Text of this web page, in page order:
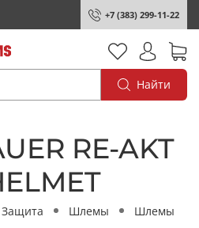
+7 (383) 299-11-22
Найти
RE-AKT
Защита Шлемы Шлемы